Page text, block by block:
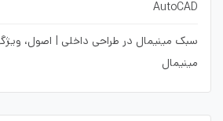
AutoCAD
سبک مینیمال در طراحی داخلی | اصول،
مینیمال